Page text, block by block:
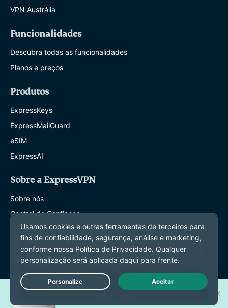
VPN Austrália
Funcionalidades
Descubra todas as funcionalidades
Planos e preços
Produtos
ExpressKeys
ExpressMailGuard
eSIM
ExpressAI
Sobre a ExpressVPN
Sobre nós
Central de Confiança
Centro de direitos
Auditorias de segurança
Avaliações da ExpressVPN
Nossos especialistas
Imprensa
Careers
Live Chat
Ganhe um dos 30 novos